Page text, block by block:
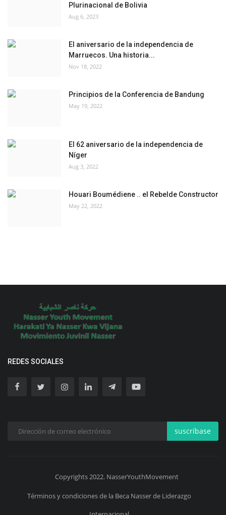
Plurinacional de Bolivia
Aug 6, 2023
El aniversario de la independencia de
Marruecos. Una historia...
Nov 18, 2022
Principios de la Conferencia de Bandung
May 19, 2022
El 62 aniversario de la independencia de
Níger
Aug 3, 2022
Houari Boumédiene .. el Rebelde Constructor
May 22, 2022
REDES SOCIALES
suscríbase
Copyrights 2022. NasserYouthMovement
Términos y condiciones de la Beca Nasser de Liderazgo